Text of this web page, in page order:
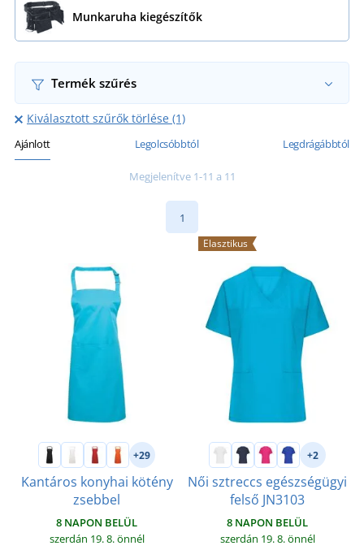
Munkaruha kiegészítők
Termék szűrés
Kiválasztott szűrők törlése (1)
Ajánlott Legolcsóbbtól Legdrágábbtól
Megjelenítve 1-11 a 11
1
+29
Kantáros konyhai kötény
zsebbel
8 NAPON BELÜL
szerdán 19. 8.önnél
Elasztikus
+2
Női sztreccs egészségügyi
felső JN3103
8 NAPON BELÜL
szerdán 19. 8.önnél